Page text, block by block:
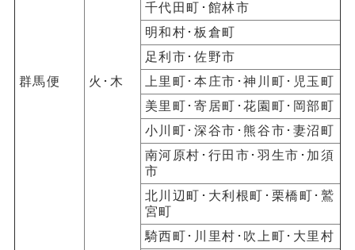
群馬便 火･木
千代田町･館林市
明和村･板倉町
足利市･佐野市
上里町･本庄市･神川町･児玉町
美里町･寄居町･花園町･岡部町
小川町･深谷市･熊谷市･妻沼町
南河原村･行田市･羽生市･加須
市
北川辺町･大利根町･栗橋町･鷲
宮町
騎西町･川里村･吹上町･大里村